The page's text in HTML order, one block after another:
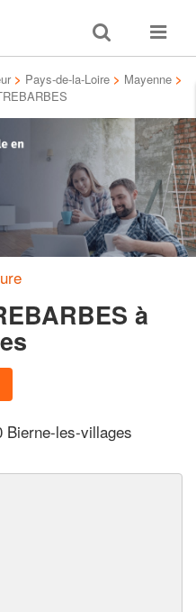
Toggle
search
Toggle
> Pays-de-la-Loire > Mayenne >
à
Bierne-les-villages